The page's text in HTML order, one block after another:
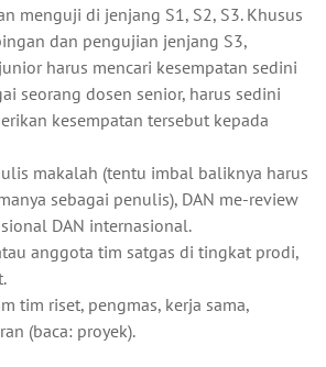
menguji di jenjang S1, S2, S3. Khusus
dan pengujian jenjang S3,
harus mencari kesempatan sedini
seorang dosen senior, harus sedini
kesempatan tersebut kepada
makalah (tentu imbal baliknya harus
sebagai penulis), DAN me-review
DAN internasional.
anggota tim satgas di tingkat prodi,
tim riset, pengmas, kerja sama,
(baca: proyek).